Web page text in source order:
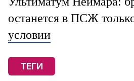
останется в ПСЖ
условии
ТЕГИ